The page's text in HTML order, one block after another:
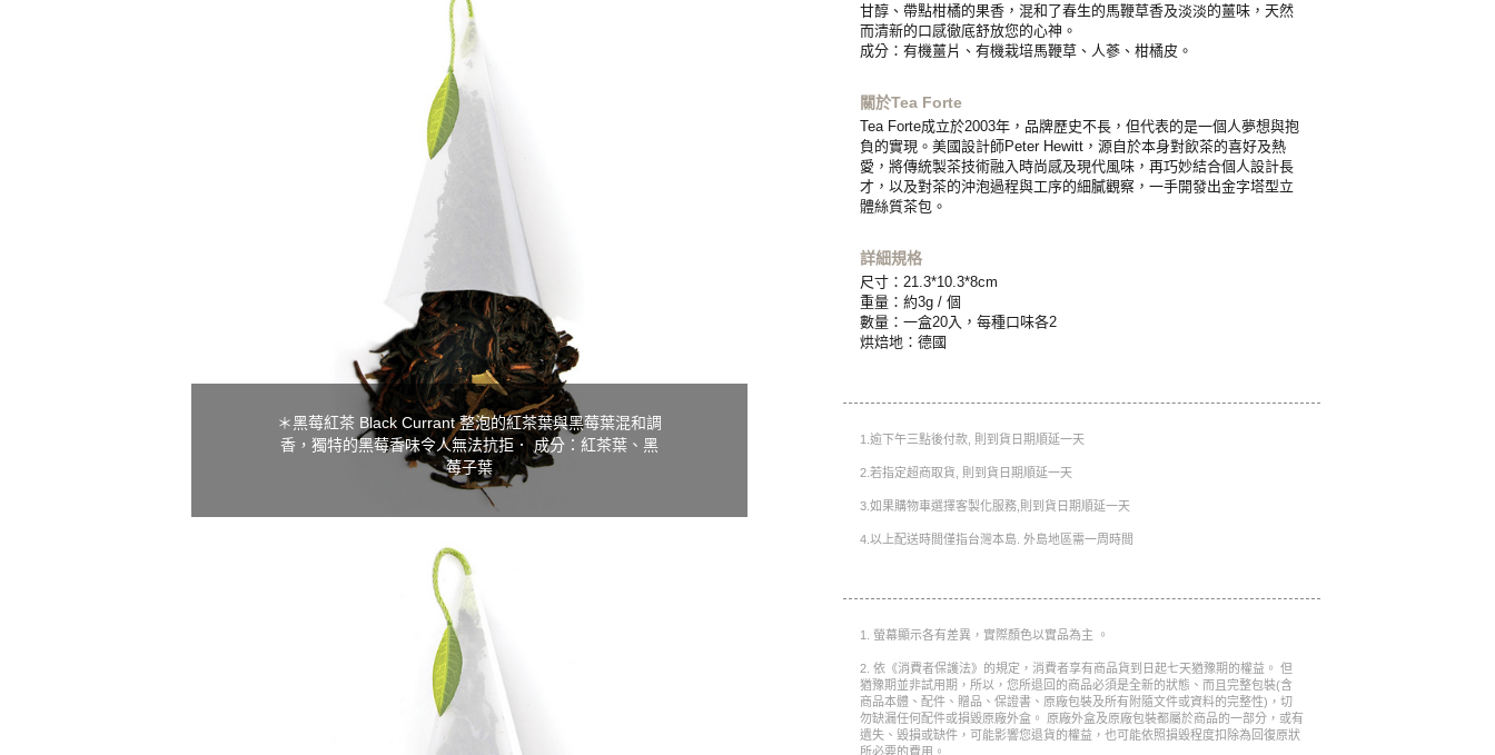
＊黑莓紅茶 Black Currant 整泡的紅茶葉與黑莓葉混和調
香，獨特的黑莓香味令人無法抗拒． 成分：紅茶葉、黑
莓子葉
甘醇、帶點柑橘的果香，混和了春生的馬鞭草香及淡淡的薑味，天然
而清新的口感徹底舒放您的心神。
成分：有機薑片、有機栽培馬鞭草、人蔘、柑橘皮。
關於Tea Forte
Tea Forte成立於2003年，品牌歷史不長，但代表的是一個人夢想與抱
負的實現。美國設計師Peter Hewitt，源自於本身對飲茶的喜好及熱
愛，將傳統製茶技術融入時尚感及現代風味，再巧妙結合個人設計長
才，以及對茶的沖泡過程與工序的細膩觀察，一手開發出金字塔型立
體絲質茶包。
詳細規格
尺寸：21.3*10.3*8cm
重量：約3g / 個
數量：一盒20入，每種口味各2
烘焙地：德國
1.逾下午三點後付款, 則到貨日期順延一天
2.若指定超商取貨, 則到貨日期順延一天
3.如果購物車選擇客製化服務,則到貨日期順延一天
4.以上配送時間僅指台灣本島. 外島地區需一周時間
1. 螢幕顯示各有差異，實際顏色以實品為主 。
2. 依《消費者保護法》的規定，消費者享有商品貨到日起七天猶豫期的權益。 但
猶豫期並非試用期，所以，您所退回的商品必須是全新的狀態、而且完整包裝(含
商品本體、配件、贈品、保證書、原廠包裝及所有附隨文件或資料的完整性)，切
勿缺漏任何配件或損毀原廠外盒。 原廠外盒及原廠包裝都屬於商品的一部分，或有
遺失、毀損或缺件，可能影響您退貨的權益，也可能依照損毀程度扣除為回復原狀
所必要的費用。